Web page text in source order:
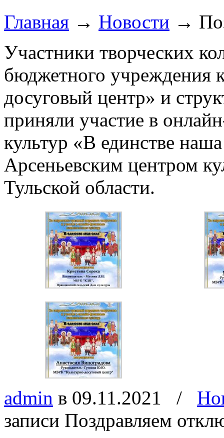
Главная → Новости →
Участники творческих
бюджетного учреждения
досуговый центр» и
приняли участие в
культур «В единстве
Арсеньевским центром
Тульской области.
admin в 09.11.2021 /
записи Поздравляем